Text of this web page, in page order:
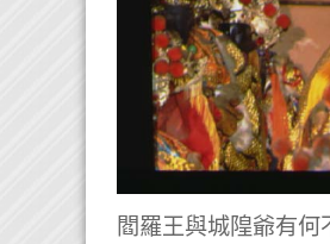
閻羅王與城隍爺有何